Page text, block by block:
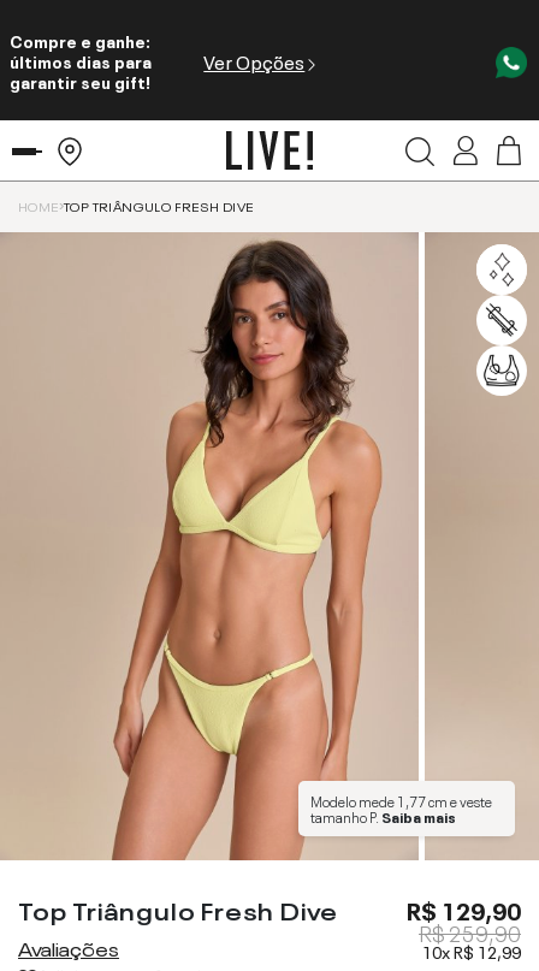
Compre e ganhe:
últimos dias para
garantir seu gift!
Ver Opções
HOME TOP TRIÂNGULO FRESH DIVE
Modelo mede1,77 cme veste
tamanhoP. Saiba mais
Top Triângulo Fresh Dive
Avaliações
R$ 129,90
R$ 259,90
10xR$ 12,99